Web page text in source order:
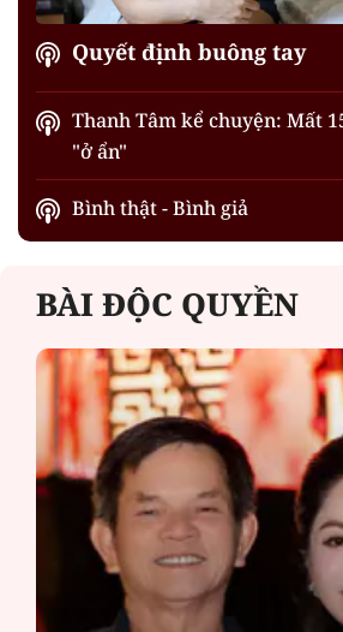
Quyết định buông tay
Thanh Tâm kể chuyện: Mất
"ở ẩn"
Bình thật - Bình giả
BÀI ĐỘC QUYỀN